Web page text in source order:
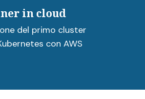
in cloud
del primo cluster
con AWS